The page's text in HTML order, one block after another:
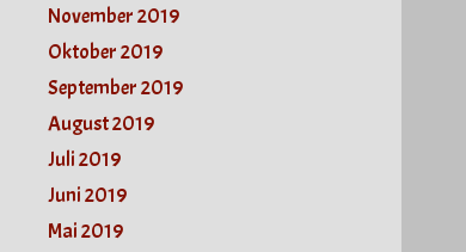
November 2019
Oktober 2019
September 2019
August 2019
Juli 2019
Juni 2019
Mai 2019